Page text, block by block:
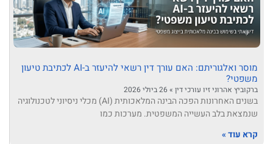
מוסר ואלגוריתם: האם עורך דין רשאי להיעזר ב-AI לכתיבת טיעון
משפטי?
ברקוביץ אהרוני זיו עורכי דין
בשנים האחרונות הפכה הבינה המלאכותית (AI) מכלי ניסיוני לטכנולוגיה
שנמצאת בלב העשייה המשפטית. מערכות כמו
קרא עוד »